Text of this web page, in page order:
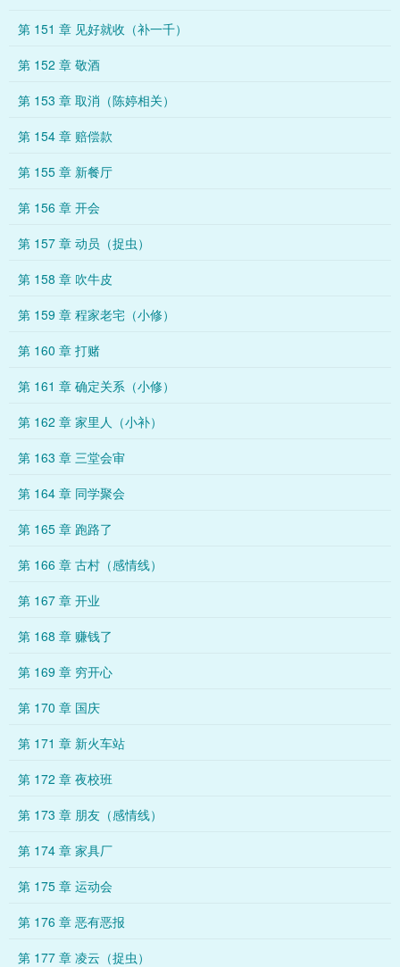
第 151 章 见好就收（补一千）
第 152 章 敬酒
第 153 章 取消（陈婷相关）
第 154 章 赔偿款
第 155 章 新餐厅
第 156 章 开会
第 157 章 动员（捉虫）
第 158 章 吹牛皮
第 159 章 程家老宅（小修）
第 160 章 打赌
第 161 章 确定关系（小修）
第 162 章 家里人（小补）
第 163 章 三堂会审
第 164 章 同学聚会
第 165 章 跑路了
第 166 章 古村（感情线）
第 167 章 开业
第 168 章 赚钱了
第 169 章 穷开心
第 170 章 国庆
第 171 章 新火车站
第 172 章 夜校班
第 173 章 朋友（感情线）
第 174 章 家具厂
第 175 章 运动会
第 176 章 恶有恶报
第 177 章 凌云（捉虫）